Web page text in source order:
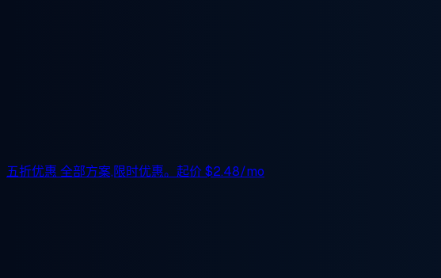
五折优惠 全部方案,限时优惠。起价$2.48/mo